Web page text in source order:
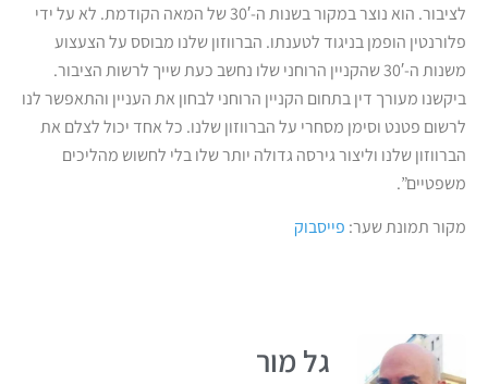
לציבור. הוא נוצר במקור בשנות ה-30′ של המאה הקודמת. לא על ידי
פלורנטין הופמן בניגוד לטענתו. הברווזון שלנו מבוסס על הצעצוע
משנות ה-30′ שהקניין הרוחני שלו נחשב כעת שייך לרשות הציבור.
ביקשנו מעורך דין בתחום הקניין הרוחני לבחון את העניין והתאפשר לנו
לרשום פטנט וסימן מסחרי על הברווזון שלנו. כל אחד יכול לצלם את
הברווזון שלנו וליצור גירסה גדולה יותר שלו בלי לחשוש מהליכים
משפטיים”.
מקור תמונת שער:פייסבוק
גל מור